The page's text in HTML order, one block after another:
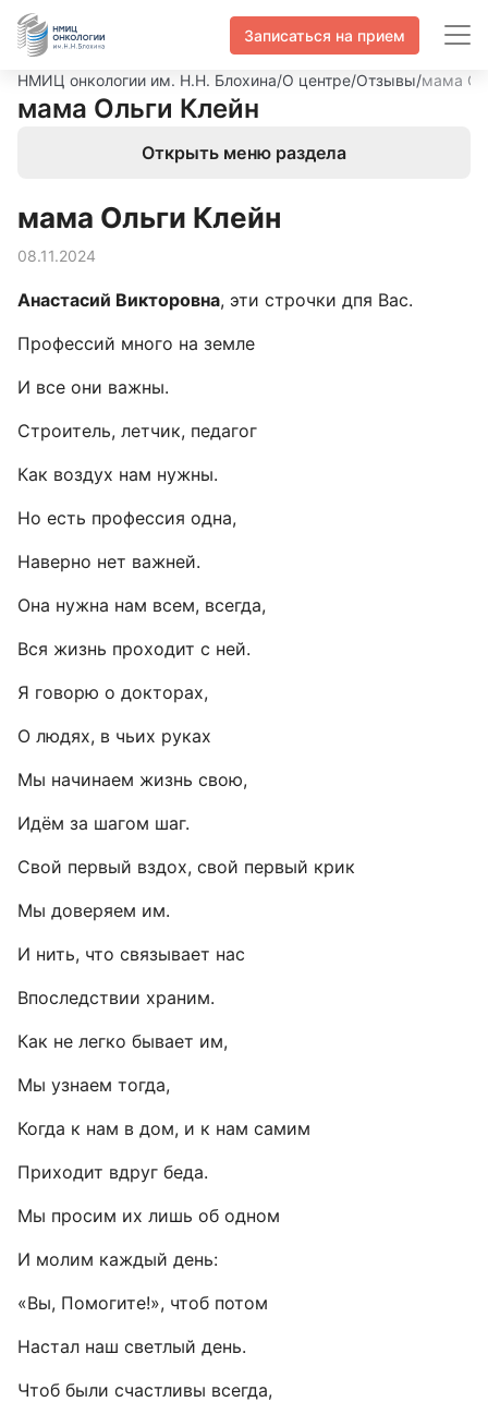
Записаться на прием
НМИЦ онкологии им. Н.Н. Блохина/О центре/Отзывы/мама
мама Ольги Клейн
Открыть меню раздела
мама Ольги Клейн
08.11.2024
Анастасий Викторовна, эти строчки дпя Вас.
Профессий много на земле
И все они важны.
Строитель, летчик, педагог
Как воздух нам нужны.
Но есть профессия одна,
Наверно нет важней.
Она нужна нам всем, всегда,
Вся жизнь проходит с ней.
Я говорю о докторах,
О людях, в чьих руках
Мы начинаем жизнь свою,
Идём за шагом шаг.
Свой первый вздох, свой первый крик
Мы доверяем им.
И нить, что связывает нас
Впоследствии храним.
Как не легко бывает им,
Мы узнаем тогда,
Когда к нам в дом, и к нам самим
Приходит вдруг беда.
Мы просим их лишь об одном
И молим каждый день:
«Вы, Помогите!», чтоб потом
Настал наш светлый день.
Чтоб были счастливы всегда,